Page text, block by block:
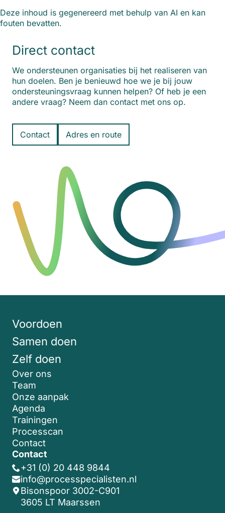
Deze inhoud is gegenereerd met behulp van AI en kan
fouten bevatten.
Direct contact
We ondersteunen organisaties bij het realiseren van
hun doelen. Ben je benieuwd hoe we je bij jouw
ondersteuningsvraag kunnen helpen? Of heb je een
andere vraag? Neem dan contact met ons op.
Contact Adres en route
Voordoen
Samen doen
Zelf doen
Over ons
Team
Onze aanpak
Agenda
Trainingen
Processcan
Contact
Contact
+31 (0) 20 448 9844
info@processpecialisten.nl
Bisonspoor 3002-C901
3605 LT Maarssen